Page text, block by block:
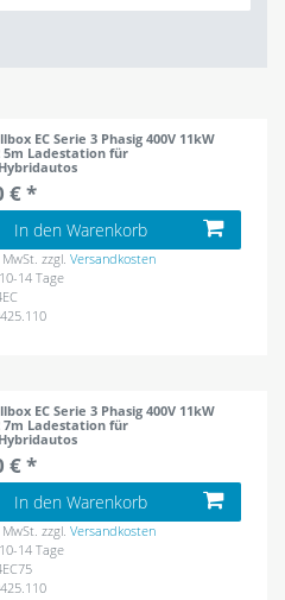
EC Serie 3 Phasig 400V 11kW
5m Ladestation für
€ *
In den Warenkorb
zzgl.Versandkosten
14 Tage
EC Serie 3 Phasig 400V 11kW
7m Ladestation für
€ *
In den Warenkorb
zzgl.Versandkosten
14 Tage